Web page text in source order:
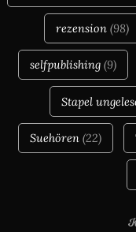
rezension (98)
selfpublishing(9)
Stapel
Suehören (22)